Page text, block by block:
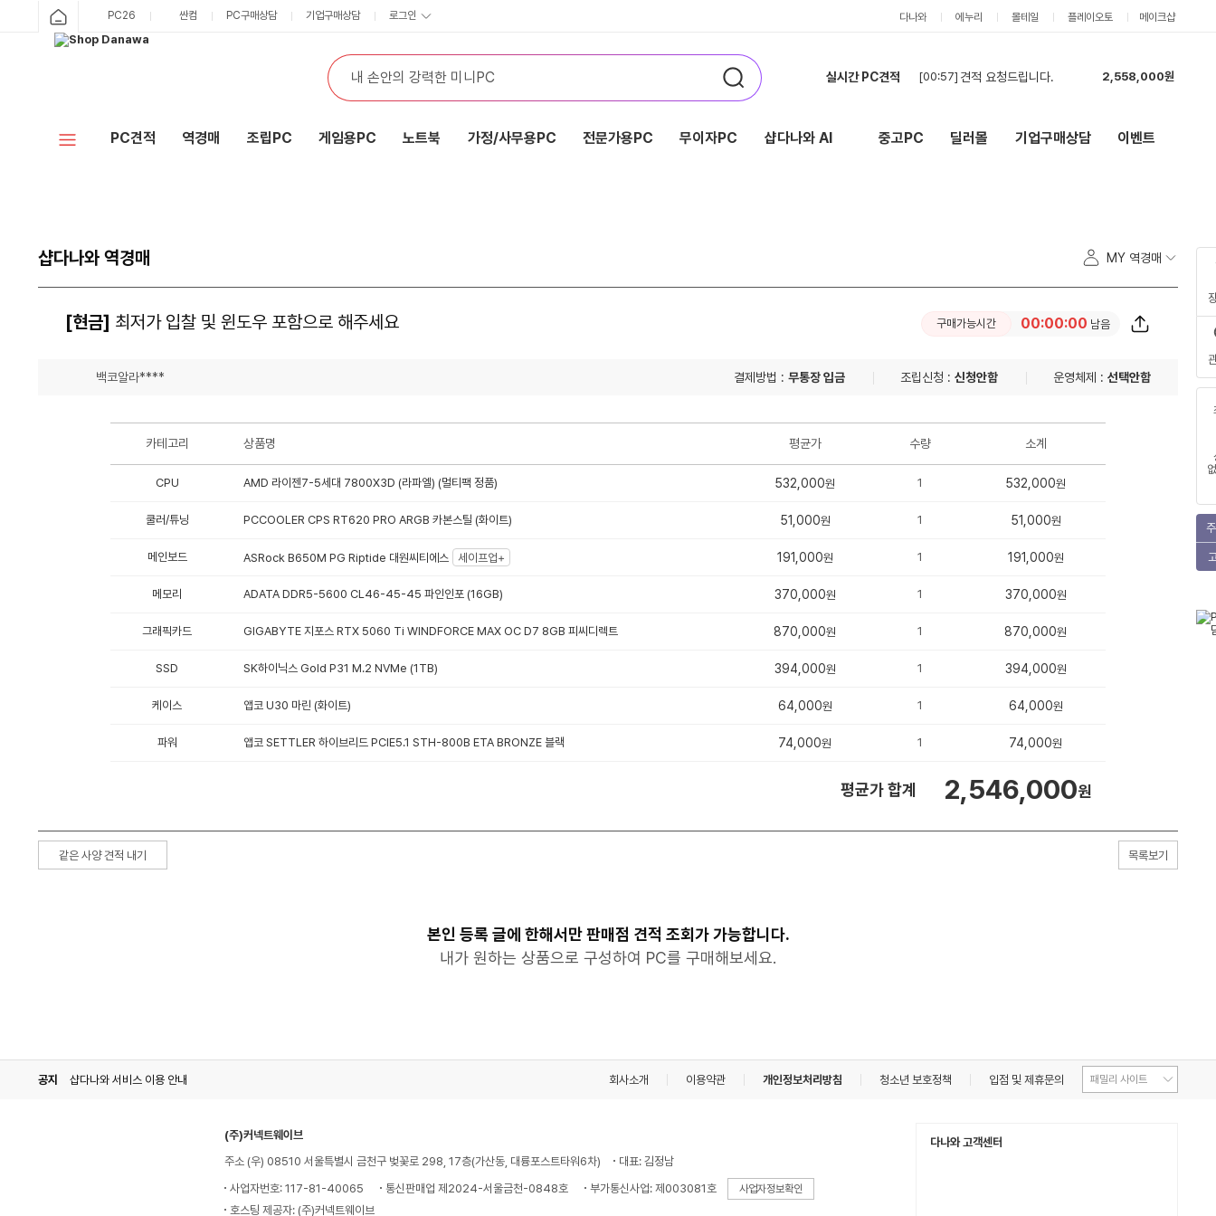
PC26 싼컴 PC구매상담 기업구매상담 로그인 다나와 에누리 몰테일 플레이오토 메이크샵
실시간 PC견적 [00:57] 견적 요청드립니다.
2,558,000원
[00:28]견적부탁드립니다
4,981,000원
534,000원
[22:55]현금가 견적요청합니다. 4,521,000원
PC견적 역경매 조립PC 게임용PC 노트북 가정/사무용PC 전문가용PC 무이자PC 샵다나와 AI 중고PC 딜러몰 기업구매상담 이벤트
샵다나와 역경매 MY 역경매
[현금] 최저가 입찰 및 윈도우 포함으로 해주세요 구매가능시간 00:00:00 남음
백코알라**** 결제방법 : 무통장 입금 조립신청 : 신청안함 운영체제 : 선택안함
카테고리 상품명 평균가 수량 소계
CPU AMD 라이젠7-5세대 7800X3D (라파엘) (멀티팩 정품) 532,000원 1 532,000원
쿨러/튜닝 PCCOOLER CPS RT620 PRO ARGB 카본스틸 (화이트) 51,000원 1 51,000원
메인보드 ASRock B650M PG Riptide 대원씨티에스 세이프업+ 191,000원 1 191,000원
메모리 ADATA DDR5-5600 CL46-45-45 파인인포 (16GB) 370,000원 1 370,000원
그래픽카드 GIGABYTE 지포스 RTX 5060 Ti WINDFORCE MAX OC D7 8GB 피씨디렉트 870,000원 1 870,000원
SSD SK하이닉스 Gold P31 M.2 NVMe (1TB) 394,000원 1 394,000원
케이스 앱코 U30 마린 (화이트) 64,000원 1 64,000원
파워 앱코 SETTLER 하이브리드 PCIE5.1 STH-800B ETA BRONZE 블랙 74,000원 1 74,000원
평균가 합계 2,546,000원
같은 사양 견적 내기 목록보기
본인 등록 글에 한해서만 판매점 견적 조회가 가능합니다.
내가 원하는 상품으로 구성하여 PC를 구매해보세요.
공지 샵다나와 서비스 이용 안내 회사소개 이용약관 개인정보처리방침 청소년 보호정책 입점 및 제휴문의
(주)커넥트웨이브
주소 (우) 08510 서울특별시 금천구 벚꽃로 298, 17층(가산동, 대륭포스트타워6차)
대표: 김정남
사업자번호: 117-81-40065
통신판매업 제2024-서울금천-0848호 부가통신사업: 제003081호 사업자정보확인
호스팅 제공자: (주)커넥트웨이브
다나와 고객센터